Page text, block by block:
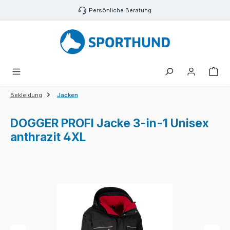
Zum Hauptinhalt springen Persönliche Beratung
Bekleidung Jacken
DOGGER PROFI Jacke 3-in-1 Unisex
anthrazit 4XL